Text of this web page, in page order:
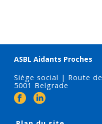
ASBL Aidants Proches
Siège social | Route
5001 Belgrade